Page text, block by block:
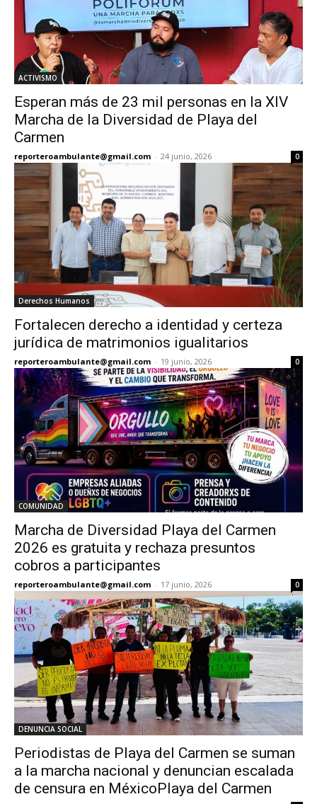
ACTIVISMO
Esperan más de 23 mil personas en la XIV
Marcha de la Diversidad de Playa del
Carmen
reporteroambulante@gmail.com - 24 junio, 2026 0
Derechos Humanos
Fortalecen derecho a identidad y certeza
jurídica de matrimonios igualitarios
reporteroambulante@gmail.com - 19 junio, 2026 0
COMUNIDAD
Marcha de Diversidad Playa del Carmen
2026 es gratuita y rechaza presuntos
cobros a participantes
reporteroambulante@gmail.com - 17 junio, 2026 0
DENUNCIA SOCIAL
Periodistas de Playa del Carmen se suman
a la marcha nacional y denuncian escalada
de censura en MéxicoPlaya del Carmen